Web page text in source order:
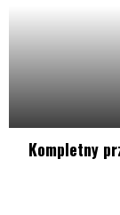
Kompletny